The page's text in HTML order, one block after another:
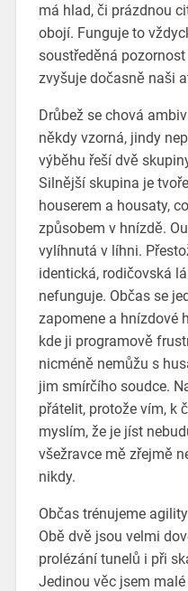
má hlad, či prázdnou
obojí. Funguje to
soustředěná
zvyšuje dočasně naši
Drůbež se chová
někdy vzorná, jindy
výběhu řeší dvě
Silnější skupina je
houserem a housaty,
způsobem v hnízdě.
vylíhnutá v líhni.
identická, rodičovská
nefunguje. Občas se
zapomene a hnízdové
kde ji programově
nicméně nemůžu s
jim smírčího soudce.
přátelit, protože vím, k
myslím, že je jíst
všežravce mě zřejmě
nikdy.
Občas trénujeme
Obě dvě jsou velmi
prolézání tunelů i při
Jedinou věc jsem